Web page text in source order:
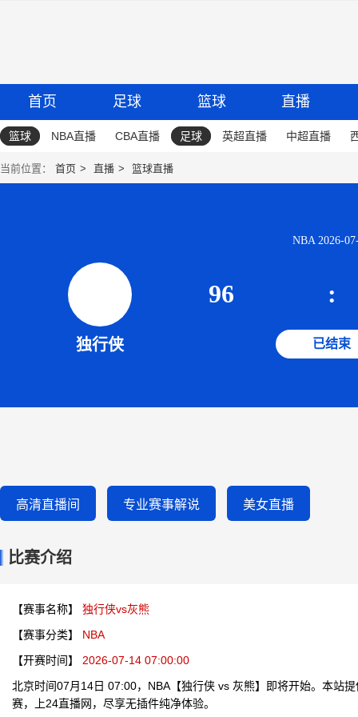
首页 足球 篮球 直播
篮球 NBA直播 CBA直播 足球 英超直播 中超直播
当前位置： 首页 直播 篮球直播
NBA 2026-
独行侠
96 :
已结束
高清直播间 专业赛事解说 美女直播
比赛介绍
【赛事名称】
独行侠vs灰熊
【赛事分类】
NBA
【开赛时间】
2026-07-14 07:00:00
北京时间07月14日 07:00，NBA【独行侠 vs 灰熊】即将开始。本站
赛，上24直播网，尽享无插件纯净体验。